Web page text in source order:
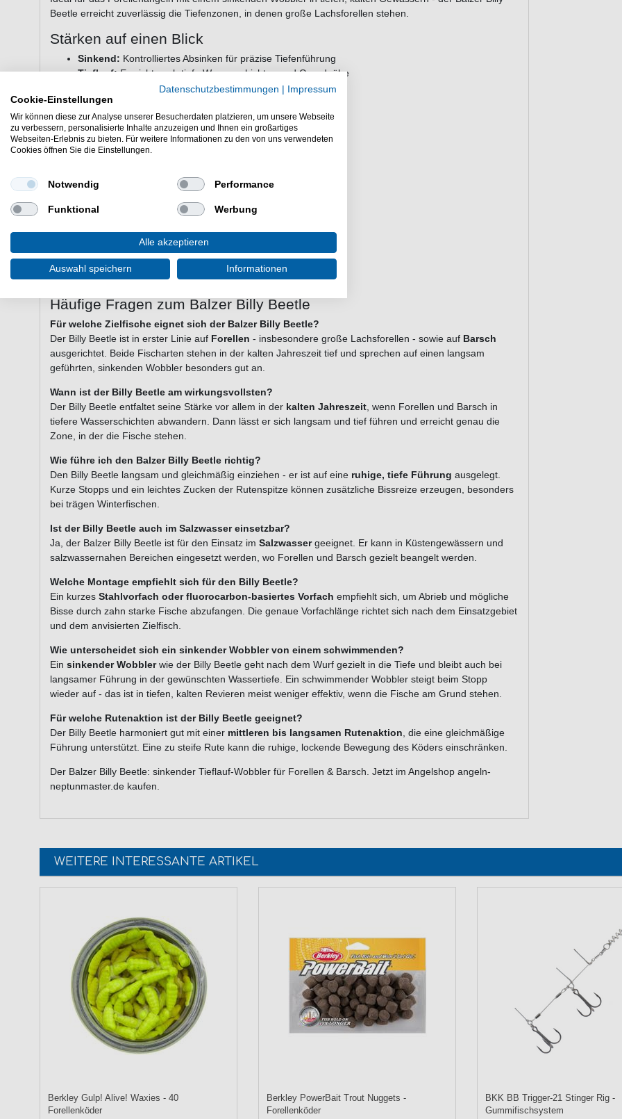
Beetle erreicht zuverlässig die Tiefenzonen, in denen große Lachsforellen stehen.
Stärken auf einen Blick
Sinkend: Kontrolliertes Absinken für präzise Tiefenführung
Tieflauf:Erreicht auch tiefe Wasserschichten und Grundnähe
Langsame Führung:Optimal für träge Winterfische
Vielseitig:
Salzwassertauglich:Einsatz in Küstengewässern möglich
Technische Daten
Typ: Sinkender Tieflauf-Wobbler
Laufverhalten: Sinkend
Angelart: Forellenangeln
Zielfisch: Forelle (Lachsforelle), Barsch
Einsatzgebiet: Salzwasser
Hersteller: Balzer
Lieferumfang: 1 Köder in einer gewählten Farbe
Häufige Fragen zum Balzer Billy Beetle
Für welche Zielfische eignet sich der Balzer Billy Beetle?
Der Billy Beetle ist in erster Linie auf Forellen - insbesondere große Lachsforellen - sowie auf Barsch
ausgerichtet. Beide Fischarten stehen in der kalten Jahreszeit tief und sprechen auf einen langsam
geführten, sinkenden Wobbler besonders gut an.
Wann ist der Billy Beetle am wirkungsvollsten?
Der Billy Beetle entfaltet seine Stärke vor allem in der kalten Jahreszeit , wenn Forellen und Barsch in
tiefere Wasserschichten abwandern. Dann lässt er sich langsam und tief führen und erreicht genau die
Zone, in der die Fische stehen.
Wie führe ich den Balzer Billy Beetle richtig?
Den Billy Beetle langsam und gleichmäßig einziehen - er ist auf eine ruhige, tiefe Führung ausgelegt.
Kurze Stopps und ein leichtes Zucken der Rutenspitze können zusätzliche Bissreize erzeugen, besonders
bei trägen Winterfischen.
Ist der Billy Beetle auch im Salzwasser einsetzbar?
Ja, der Balzer Billy Beetle ist für den Einsatz im Salzwassergeeignet. Er kann in Küstengewässern und
salzwassernahen Bereichen eingesetzt werden, wo Forellen und Barsch gezielt beangelt werden.
Welche Montage empfiehlt sich für den Billy Beetle?
Ein kurzes Stahlvorfach oder fluorocarbon-basiertes Vorfach empfiehlt sich, um Abrieb und mögliche
Bisse durch zahn starke Fische abzufangen. Die genaue Vorfachlänge richtet sich nach dem Einsatzgebiet
und dem anvisierten Zielfisch.
Wie unterscheidet sich ein sinkender Wobbler von einem schwimmenden?
Ein sinkender Wobblerwie der Billy Beetle geht nach dem Wurf gezielt in die Tiefe und bleibt auch bei
langsamer Führung in der gewünschten Wassertiefe. Ein schwimmender Wobbler steigt beim Stopp
wieder auf - das ist in tiefen, kalten Revieren meist weniger effektiv, wenn die Fische am Grund stehen.
Für welche Rutenaktion ist der Billy Beetle geeignet?
Der Billy Beetle harmoniert gut mit einer mittleren bis langsamen Rutenaktion , die eine gleichmäßige
Führung unterstützt. Eine zu steife Rute kann die ruhige, lockende Bewegung des Köders einschränken.
Der Balzer Billy Beetle: sinkender Tieflauf-Wobbler für Forellen & Barsch. Jetzt im Angelshop angeln-
neptunmaster.de kaufen.
WEITERE INTERESSANTE ARTIKEL
Berkley Gulp! Alive! Waxies - 40
Forellenköder
Berkley PowerBait Trout Nuggets -
Forellenköder
BKK BB Trigger-21 Stinger Rig -
Gummifischsystem
Datenschutzbestimmungen
Impressum
Cookie-Einstellungen
Wir können diese zur Analyse unserer Besucherdaten platzieren, um unsere Webseite
zu verbessern, personalisierte Inhalte anzuzeigen und Ihnen ein großartiges
Webseiten-Erlebnis zu bieten. Für weitere Informationen zu den von uns verwendeten
Cookies öffnen Sie die Einstellungen.
Notwendig Performance
Funktional Werbung
Alle akzeptieren
Auswahl speichern Informationen